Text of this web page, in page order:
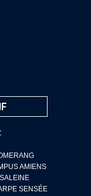
AMIENS
SENSÉE